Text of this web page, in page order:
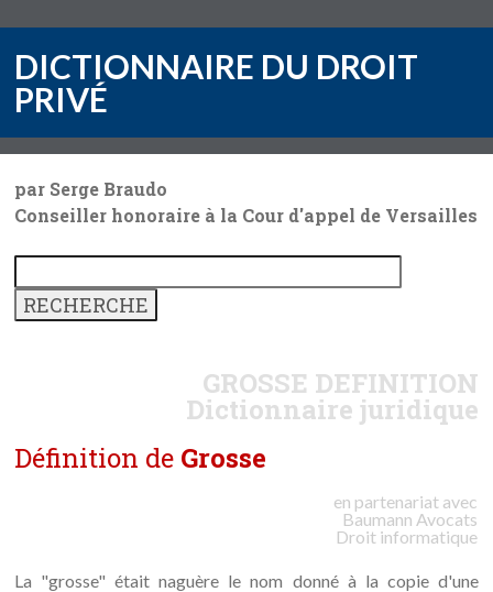
DICTIONNAIRE DU DROIT
PRIVÉ
par Serge Braudo
Conseiller honoraire à la Cour d'appel de Versailles
GROSSE DEFINITION
Dictionnaire juridique
Définition de Grosse
en partenariat avec
Baumann Avocats
Droit informatique
La "grosse" était naguère le nom donné à la copie d'une